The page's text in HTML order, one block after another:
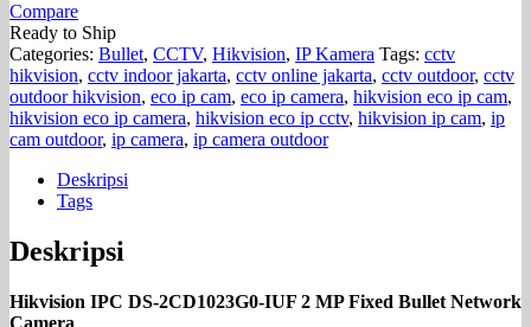
Compare
Ready to Ship
Categories: Bullet, CCTV, Hikvision, IP Kamera Tags: cctv
hikvision, cctv indoor jakarta, cctv online jakarta, cctv outdoor, cctv
outdoor hikvision, eco ip cam, eco ip camera, hikvision eco ip cam,
hikvision eco ip camera, hikvision eco ip cctv, hikvision ip cam, ip
cam outdoor, ip camera, ip camera outdoor
Deskripsi
Tags
Deskripsi
Hikvision IPC DS-2CD1023G0-IUF 2 MP Fixed Bullet Network
Camera